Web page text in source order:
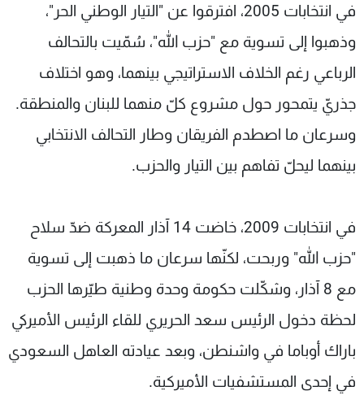
في انتخابات 2005، افترقوا عن "التيار الوطني الحر"،
وذهبوا إلى تسوية مع "حزب الله"، سُمّيت بالتحالف
الرباعي رغم الخلاف الاستراتيجي بينهما، وهو اختلاف
جذريّ يتمحور حول مشروع كلّ منهما للبنان والمنطقة.
وسرعان ما اصطدم الفريقان وطار التحالف الانتخابي
بينهما ليحلّ تفاهم بين التيار والحزب.
في انتخابات 2009، خاضت 14 آذار المعركة ضدّ سلاح
"حزب الله" وربحت، لكنّها سرعان ما ذهبت إلى تسوية
مع 8 آذار، وشكّلت حكومة وحدة وطنية طيّرها الحزب
لحظة دخول الرئيس سعد الحريري للقاء الرئيس الأميركي
باراك أوباما في واشنطن، وبعد عيادته العاهل السعودي
في إحدى المستشفيات الأميركية.